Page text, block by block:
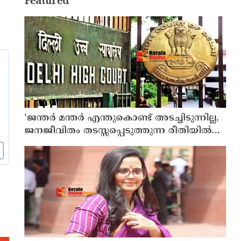
‘ജന്തർ മന്തർ എന്തുകൊണ്ട് അടച്ചിടുന്നില്ല,
ജനജീവിതം തടസ്സപ്പെടുത്തുന്ന രീതിയിൽ
സമരകേന്ദ്രങ്ങൾ ഡൽഹിക്കുള്ളിൽ
പ്രവർത്തിക്കാൻ അനുവദിക്കരുത്’ ; കേന്ദ്ര
സർക്കാറിനോട് ഡൽഹി ഹൈകോടതി